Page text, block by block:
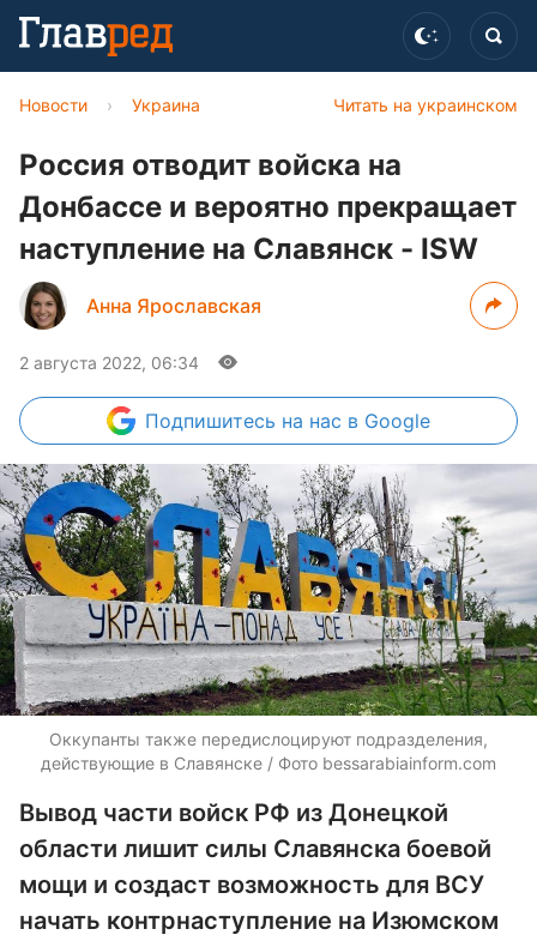
Читать на украинском
Новости › Украина
Россия отводит войска на
Донбассе и вероятно прекращает
наступление на Славянск - ISW
Анна Ярославская
2 августа 2022, 06:34
Подпишитесь на нас в Google
Оккупанты также передислоцируют подразделения,
действующие в Славянске / Фото bessarabiainform.com
Вывод части войск РФ из Донецкой
области лишит силы Славянска боевой
мощи и создаст возможность для ВСУ
начать контрнаступление на Изюмском